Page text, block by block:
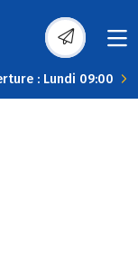
: Lundi 09:00